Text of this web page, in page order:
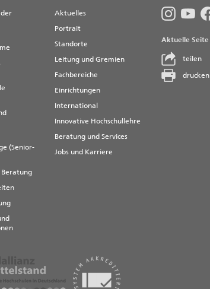
(Senior-
Aktuelles
Portrait
Standorte
Leitung und Gremien
Fachbereiche
Einrichtungen
International
Innovative Hochschullehre
Beratung und Services
Jobs und Karriere
Aktuelle Seite
teilen
drucken